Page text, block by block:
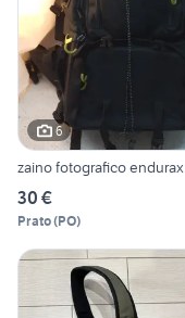
6
zaino fotografico endurax
30 €
Prato(PO)